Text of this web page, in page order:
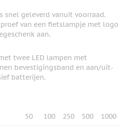
snel geleverd vanuit voorraad.
van een fietslampje met logo
aan.
twee LED lampen met
bevestigingsband en aan/uit-
batterijen.
50 100 250 500 1000